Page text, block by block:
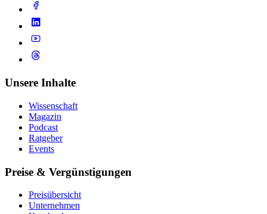
Unsere Inhalte
Wissenschaft
Magazin
Podcast
Ratgeber
Events
Preise & Vergünstigungen
Preisübersicht
Unternehmen